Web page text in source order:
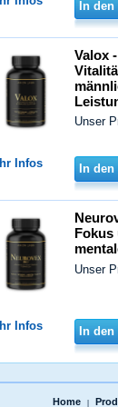
In den
Valox
Unser
Infos In den
Fokus
Unser
Infos In den
Home |